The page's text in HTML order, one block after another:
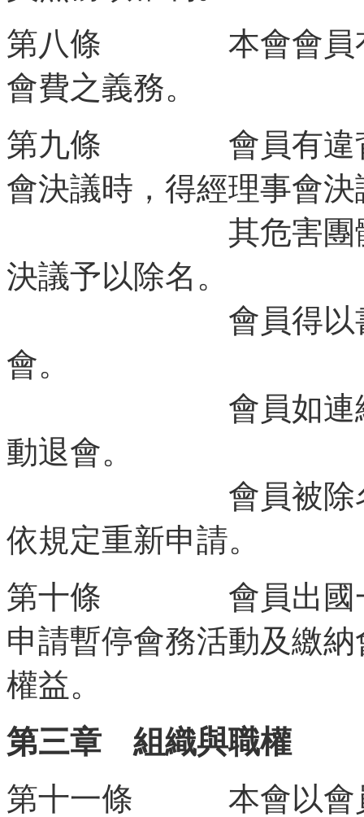
第八條 本會會員有
會費之義務。
第九條 會員有違背
會決議時，得經理事會
其危害團體情節
決議予以除名。
會員得以書面敘
會。
會員如連續兩年
動退會。
會員被除名或退
依規定重新申請。
第十條 會員出國一
申請暫停會務活動及繳
權益。
第三章 組織與職權
第十一條 本會以會員